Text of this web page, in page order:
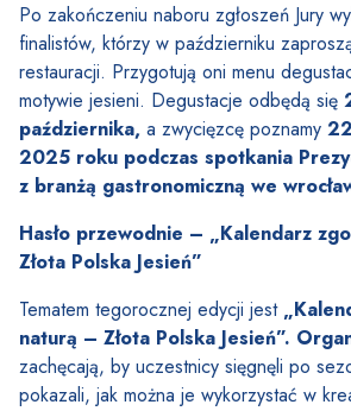
Po zakończeniu naboru zgłoszeń Jury
finalistów, którzy w październiku
restauracji. Przygotują oni menu
motywie jesieni. Degustacje odbędą się
października, a zwycięzcę poznamy
2025 roku podczas spotkania
z branżą gastronomiczną we
Hasło przewodnie – „Kalendarz
Złota Polska Jesień”
Tematem tegorocznej edycji jest
naturą – Złota Polska Jesień”.
zachęcają, by uczestnicy sięgnęli po
pokazali, jak można je wykorzystać w